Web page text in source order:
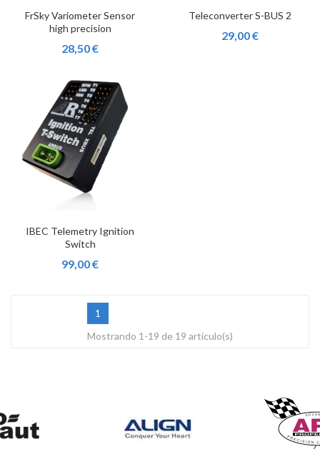
FrSky Variometer Sensor
high precision
28,50 €
Teleconverter S-BUS 2
29,00 €
IBEC Telemetry Ignition
Switch
99,00 €
1
Mostrando 1-19 de 19 artículo(s)